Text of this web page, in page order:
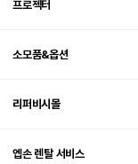
프로젝터
소모품&옵션
리퍼비시몰
엡손 렌탈 서비스